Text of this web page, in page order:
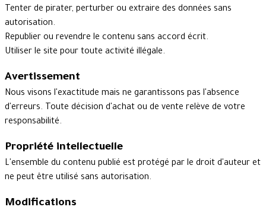
Tenter de pirater, perturber ou extraire des données sans
autorisation.
Republier ou revendre le contenu sans accord écrit.
Utiliser le site pour toute activité illégale.
Avertissement
Nous visons l'exactitude mais ne garantissons pas l'absence
d'erreurs. Toute décision d'achat ou de vente relève de votre
responsabilité.
Propriété intellectuelle
L'ensemble du contenu publié est protégé par le droit d'auteur et
ne peut être utilisé sans autorisation.
Modifications